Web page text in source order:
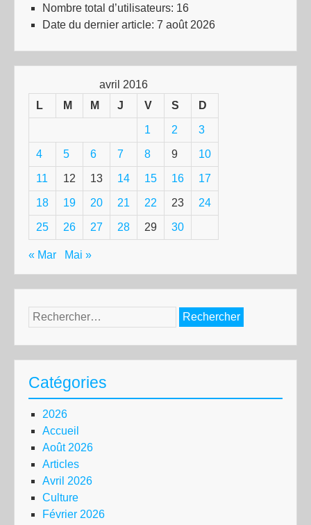
Nombre total d’utilisateurs: 16
Date du dernier article: 7 août 2026
avril 2016
L
M M J V S D
1 2 3
4 5 6 7 8 9 10
11 12 13 14 15 16 17
18 19 20 21 22 23 24
25 26 27 28 29 30
« Mar Mai »
Rechercher :
Catégories
2026
Accueil
Août 2026
Articles
Avril 2026
Culture
Février 2026